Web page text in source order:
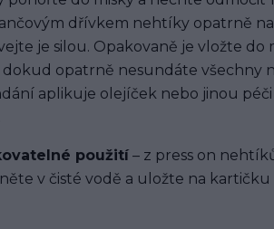
dřívkem nehtíky opatrně
je silou. Opakovaně je vložte
opatrně nesundáte všechny
aplikuje olejíček nebo jinou péči
použití – z press on
v čisté vodě a uložte na